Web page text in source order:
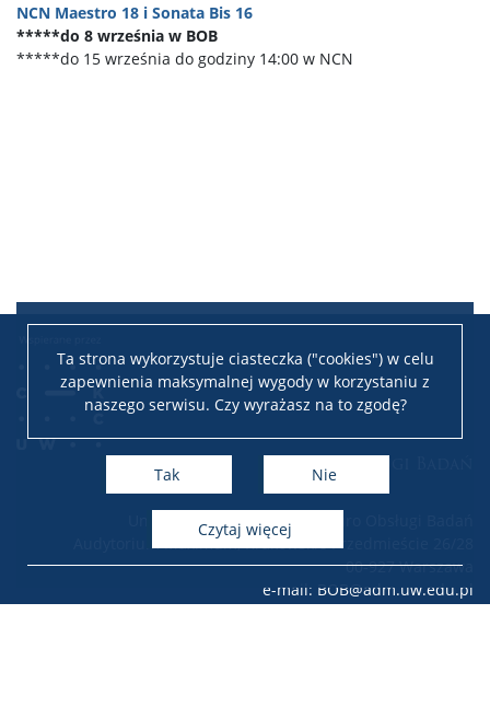
Ta strona wykorzystuje ciasteczka ("cookies") w celu
zapewnienia maksymalnej wygody w korzystaniu z
naszego serwisu. Czy wyrażasz na to zgodę?
Tak Nie
czytaj więcej
NCN Maestro 18 i Sonata Bis 16
*****do 8 września w BOB
*****do 15 września do godziny 14:00 w NCN
Biuro Obsługi Badań
Uniwersytet Warszawski – Biuro Obsługi Badań
Audytorium Maximum, Krakowskie Przedmieście 26/28
00-927 Warszawa
e-mail: BOB@adm.uw.edu.pl